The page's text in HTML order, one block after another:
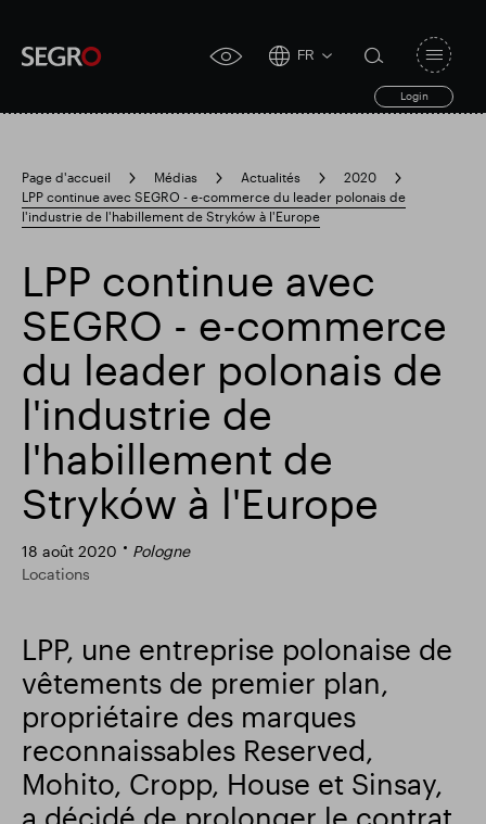
accessibility
FR
Login
search
form
search
Search
for
Recherche populaire
Responsable SEGRO
Domaine commercial de Slough
Résultats financiers Mise à jour commerciale
toggle
Page d'accueil Médias Actualités
2020
LPP continue avec SEGRO - e-commerce du leader polonais de
l'industrie de l'habillement de Stryków à l'Europe
LPP continue avec
SEGRO - e-commerce
du leader polonais de
l'industrie de
l'habillement de
Stryków à l'Europe
18 août 2020
Pologne
Locations
LPP, une entreprise polonaise de
vêtements de premier plan,
propriétaire des marques
reconnaissables Reserved,
Mohito, Cropp, House et Sinsay,
a décidé de prolonger le contrat